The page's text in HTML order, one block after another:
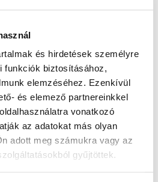
és hirdetések személyre
funkciók biztosításához,
elemzéséhez. Ezenkívül
és elemező partnereinkkel
vonatkozó
az adatokat más olyan
adott meg számukra vagy az
gyűjtöttek.
XVII. kerület Egészségliget